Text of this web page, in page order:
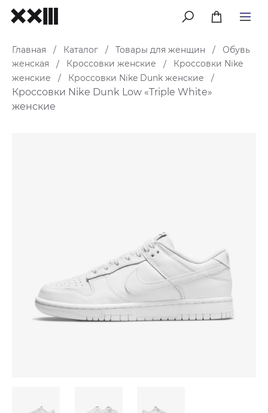
меню
Главная / Каталог / Товары для женщин /
Обувь
женская
/ Кроссовки женские /
Кроссовки Nike
женские
/ Кроссовки Nike Dunk женские /
Кроссовки Nike Dunk Low «Triple White»
женские